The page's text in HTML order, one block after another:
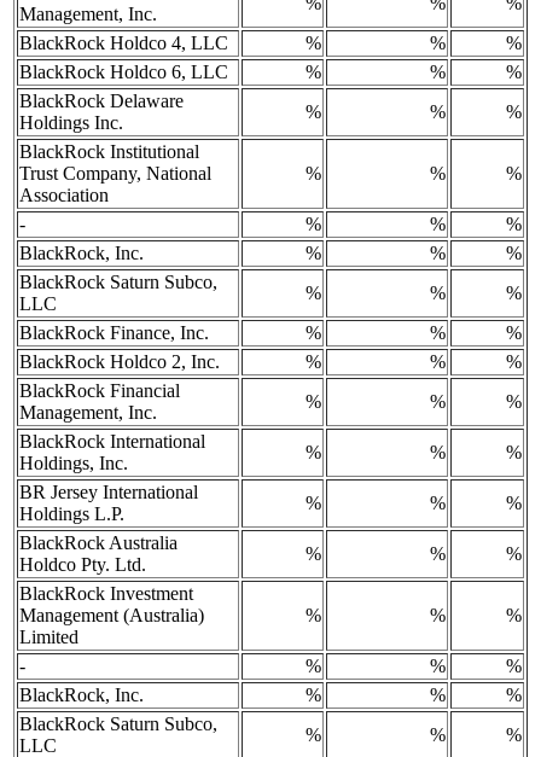
Management, Inc.
BlackRock Holdco 4, LLC
% %
%
BlackRock Holdco 6, LLC
% %
%
BlackRock Delaware
Holdings Inc.
% %
%
BlackRock Institutional
Trust Company, National
Association
% % %
- % %
%
BlackRock, Inc.
% %
%
BlackRock Saturn Subco,
LLC
% %
%
BlackRock Finance, Inc.
% %
%
BlackRock Holdco 2, Inc.
% %
%
BlackRock Financial
Management, Inc.
% %
%
BlackRock International
Holdings, Inc.
% %
%
BR Jersey International
Holdings L.P.
% %
%
BlackRock Australia
Holdco Pty. Ltd.
% %
%
BlackRock Investment
Management (Australia)
Limited
% % %
- % %
%
BlackRock, Inc.
% %
%
BlackRock Saturn Subco,
LLC
% %
%